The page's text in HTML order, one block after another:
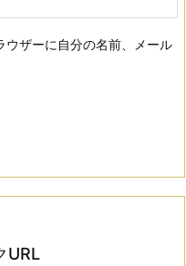
ウザーに自分の名前、メール
URL